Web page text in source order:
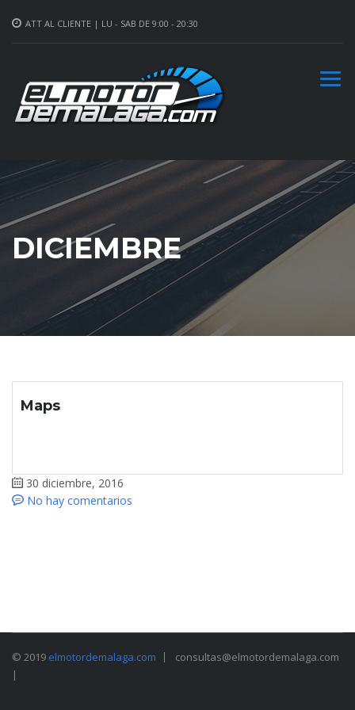
ATT AL CLIENTE | LU - SAB DE 9:00 - 20:30
DICIEMBRE
Maps
30 diciembre, 2016
No hay comentarios
© 2019 elmotordemalaga.com
consultas@elmotordemalaga.com
|